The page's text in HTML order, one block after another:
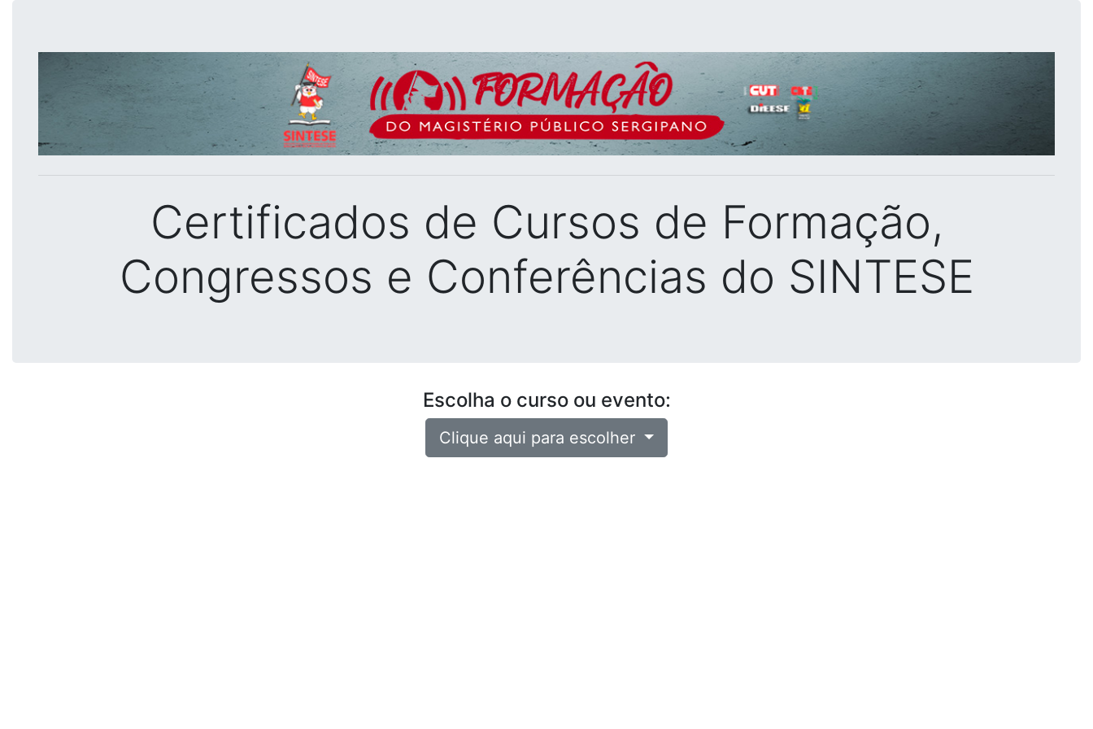
Certificados de Cursos de Formação,
Congressos e Conferências do SINTESE
Escolha o curso ou evento:
Clique aqui para escolher